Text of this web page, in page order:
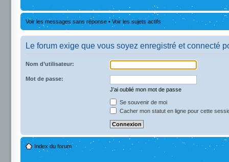
Voir les messages sans réponse • Voir les sujets actifs
Le forum exige que vous soyez enregistré et connecté
Nom d’utilisateur:
Mot de passe:
J’ai oublié mon mot de passe
Se souvenir de moi
Cacher mon statut en ligne pour cette
Index du forum